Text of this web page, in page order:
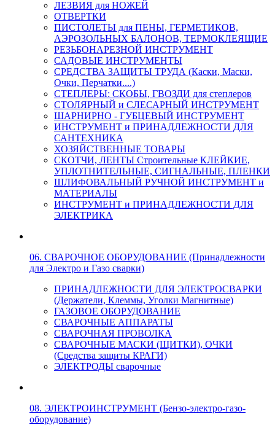
ЛЕЗВИЯ для НОЖЕЙ
ОТВЕРТКИ
ПИСТОЛЕТЫ для ПЕНЫ, ГЕРМЕТИКОВ,
АЭРОЗОЛЬНЫХ БАЛОНОВ, ТЕРМОКЛЕЯЩИЕ
РЕЗЬБОНАРЕЗНОЙ ИНСТРУМЕНТ
САДОВЫЕ ИНСТРУМЕНТЫ
СРЕДСТВА ЗАЩИТЫ ТРУДА (Каски, Маски,
Очки, Перчатки....)
СТЕПЛЕРЫ: СКОБЫ, ГВОЗДИ для степлеров
СТОЛЯРНЫЙ и СЛЕСАРНЫЙ ИНСТРУМЕНТ
ШАРНИРНО - ГУБЦЕВЫЙ ИНСТРУМЕНТ
ИНСТРУМЕНТ и ПРИНАДЛЕЖНОСТИ ДЛЯ
САНТЕХНИКА
ХОЗЯЙСТВЕННЫЕ ТОВАРЫ
СКОТЧИ, ЛЕНТЫ Строительные КЛЕЙКИЕ,
УПЛОТНИТЕЛЬНЫЕ, СИГНАЛЬНЫЕ, ПЛЕНКИ
ШЛИФОВАЛЬНЫЙ РУЧНОЙ ИНСТРУМЕНТ и
МАТЕРИАЛЫ
ИНСТРУМЕНТ и ПРИНАДЛЕЖНОСТИ ДЛЯ
ЭЛЕКТРИКА
06. СВАРОЧНОЕ ОБОРУДОВАНИЕ (Принадлежности
для Электро и Газо сварки)
ПРИНАДЛЕЖНОСТИ ДЛЯ ЭЛЕКТРОСВАРКИ
(Держатели, Клеммы, Уголки Магнитные)
ГАЗОВОЕ ОБОРУДОВАНИЕ
СВАРОЧНЫЕ АППАРАТЫ
СВАРОЧНАЯ ПРОВОЛКА
СВАРОЧНЫЕ МАСКИ (ЩИТКИ), ОЧКИ
(Средства защиты КРАГИ)
ЭЛЕКТРОДЫ сварочные
08. ЭЛЕКТРОИНСТРУМЕНТ (Бензо-электро-газо-
оборудование)